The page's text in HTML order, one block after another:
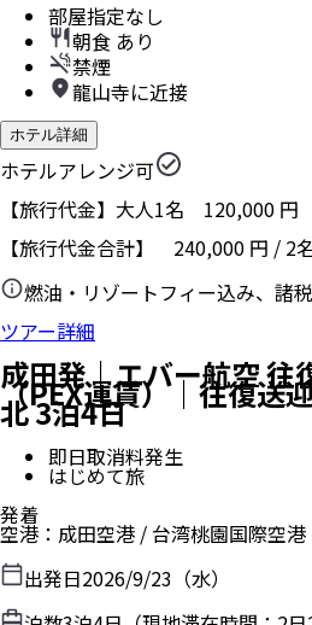
部屋指定なし
朝食 あり
禁煙
龍山寺に近接
ホテル詳細
ホテルアレンジ可
【旅行代金】大人1名 120,000 円
【旅行代金合計】 240,000 円 / 2
燃油・リゾートフィー込み、諸
ツアー詳細
成田発｜エバー航空 往
（PEX運賃）｜往復送
北 3泊4日
即日取消料発生
はじめて旅
発着
空港 ： 成田空港 /台湾桃園国際空港
出発日2026/9/23（水）